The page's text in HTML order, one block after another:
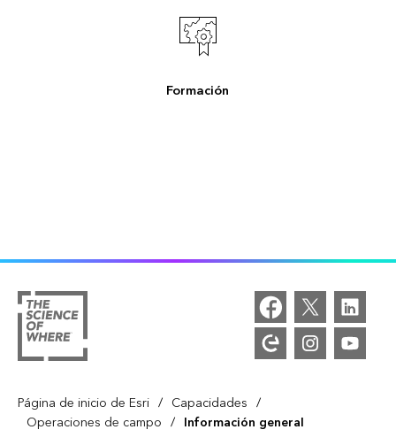
Formación
Página de inicio de Esri / Capacidades /
Operaciones de campo / Información general